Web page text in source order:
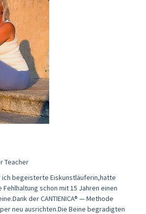
Teacher
ich begeisterte Eiskunstläuferin,hatte
schon mit 15 Jahren einen
der CANTIENICA® — Methode
neu ausrichten.Die Beine begradigten